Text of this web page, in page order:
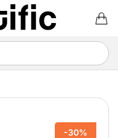
-30%